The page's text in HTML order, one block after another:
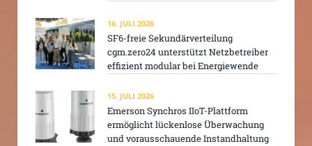
16. JULI 2026
SF6-freie Sekundärverteilung
cgm.zero24 unterstützt Netzbetreiber
effizient modular bei Energiewende
15. JULI 2026
Emerson Synchros IIoT-Plattform
ermöglicht lückenlose Überwachung
und vorausschauende Instandhaltung